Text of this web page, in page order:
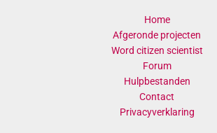
Home
Afgeronde projecten
Word citizen scientist
Forum
Hulpbestanden
Contact
Privacyverklaring